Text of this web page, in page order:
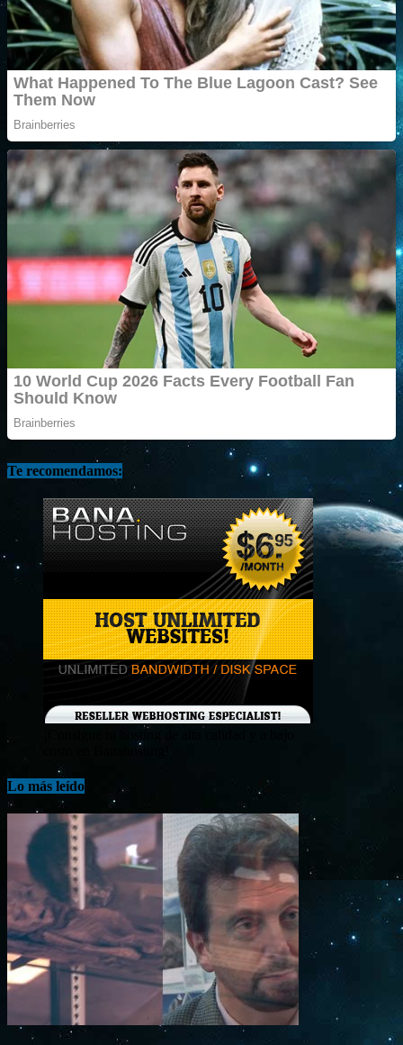
Te recomendamos:
costo en Banahosting!
Lo más leído